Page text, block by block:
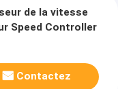
de la vitesse
Speed Controller
Contactez